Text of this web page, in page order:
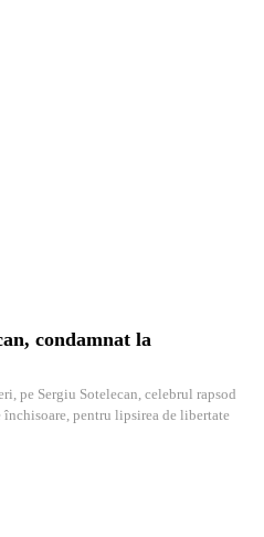
condamnat la
pe Sergiu Sotelecan, celebrul rapsod
pentru lipsirea de libertate